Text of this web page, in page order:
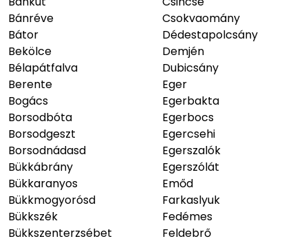
Bánréve
Bátor
Bekölce
Bélapátfalva
Berente
Bogács
Borsodbóta
Borsodgeszt
Borsodnádasd
Bükkábrány
Bükkaranyos
Bükkmogyorósd
Bükkszék
Bükkszenterzsébet
Csokvaomány
Dédestapolcsány
Demjén
Dubicsány
Eger
Egerbakta
Egerbocs
Egercsehi
Egerszalók
Egerszólát
Emőd
Farkaslyuk
Fedémes
Feldebrő